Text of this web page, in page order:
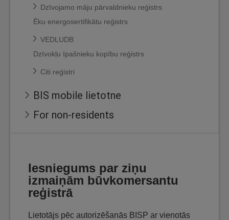
Dzīvojamo māju pārvaldnieku reģistrs
Ēku energosertifikātu reģistrs
VEDLUDB
Dzīvokļu īpašnieku kopību reģistrs
Citi reģistri
BIS mobile lietotne
For non-residents
Iesniegums par ziņu
izmaiņām būvkomersantu
reģistrā
Lietotājs pēc autorizēšanās BISP ar vienotās